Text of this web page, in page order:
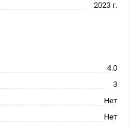
2023 г.
4.0
3
Нет
Нет